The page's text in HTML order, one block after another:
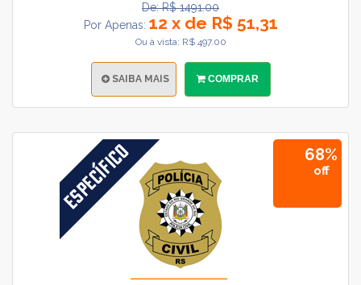
De: R$ 1491.00
Por Apenas: 12 x de R$ 51,31
Ou à vista: R$ 497.00
SAIBA MAIS COMPRAR
68%
off